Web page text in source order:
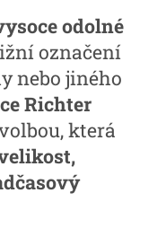
odolné
označení
nebo jiného
Richter
která